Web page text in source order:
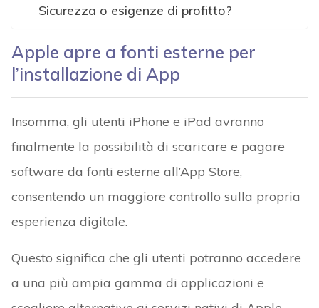
Sicurezza o esigenze di profitto?
Apple apre a fonti esterne per
l’installazione di App
Insomma, gli utenti iPhone e iPad avranno
finalmente la possibilità di scaricare e pagare
software da fonti esterne all’App Store,
consentendo un maggiore controllo sulla propria
esperienza digitale.
Questo significa che gli utenti potranno accedere
a una più ampia gamma di applicazioni e